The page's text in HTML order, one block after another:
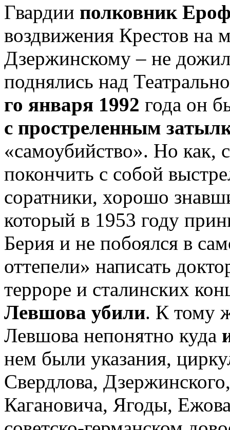
Гвардии полковник
воздвижения Крестов на
Дзержинскому – не
поднялись над
го января 1992 года он
с простреленным
«самоубийство». Но как,
покончить с собой
соратники, хорошо
который в 1953 году
Берия и не побоялся в
оттепели» написать
терроре и сталинских
Левшова убили. К тому
Левшова непонятно куда
нем были указания,
Свердлова,
Кагановича, Ягоды,